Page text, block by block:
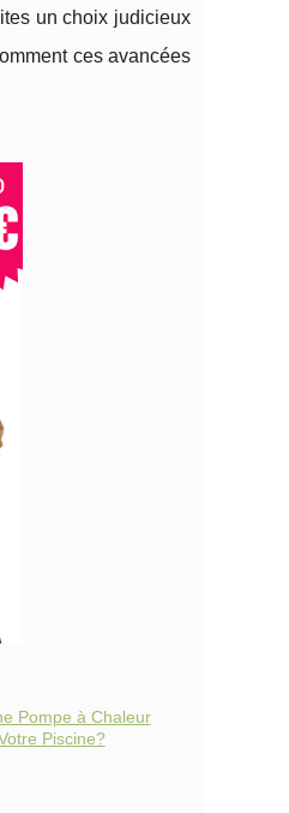
un choix judicieux
ces avancées
Pompe à Chaleur
Piscine?